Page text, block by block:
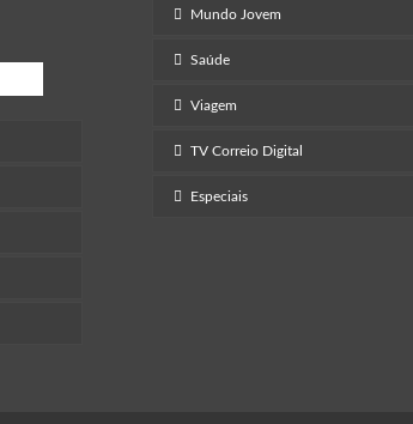
Mundo Jovem
Saúde
Viagem
TV Correio Digital
Especiais